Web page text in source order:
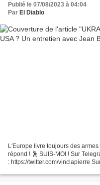
Publié le 07/08/2023 à 04:04
Par El Diablo
L'Europe livre toujours des
répond ! 🕺 SUIS-MOI ! Sur
: https://twitter.com/vinclapierre